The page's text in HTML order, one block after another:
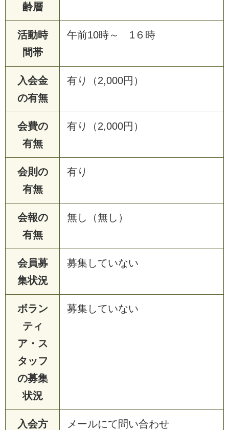
齢層
活動時
間帯
午前10時～ 1６時
入会金
の有無
有り（2,000円）
会費の
有無
有り（2,000円）
会則の
有無
有り
会報の
有無
無し（無し）
会員募
集状況
募集していない
ボラン
ティ
ア・ス
タッフ
の募集
状況
募集していない
入会方
メールにて問い合わせ